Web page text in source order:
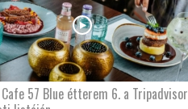
57 Blue étterem 6. a Tripadvisor